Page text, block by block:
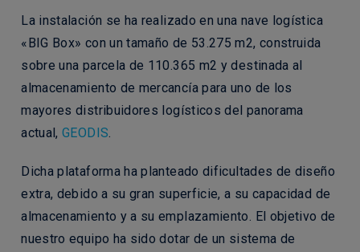
La instalación se ha realizado en una nave logística
«BIG Box» con un tamaño de 53.275 m2, construida
sobre una parcela de 110.365 m2 y destinada al
almacenamiento de mercancía para uno de los
mayores distribuidores logísticos del panorama
actual,GEODIS
Dicha plataforma ha planteado dificultades de diseño
extra, debido a su gran superficie, a su capacidad de
almacenamiento y a su emplazamiento. El objetivo de
nuestro equipo ha sido dotar de un sistema de